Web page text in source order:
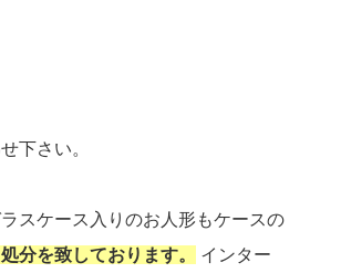
下さい。
スケース入りのお人形もケースの
分を致しております。
インター